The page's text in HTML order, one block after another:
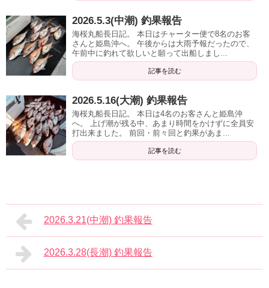
2026.5.3(中潮) 釣果報告
海桜丸船長日記。 本日はチャーター便で8名のお客
さんと姫島沖へ。 午後からは大雨予報だったので、
午前中に釣れて欲しいと願って出船しまし...
記事を読む
2026.5.16(大潮) 釣果報告
海桜丸船長日記。 本日は4名のお客さんと姫島沖
へ。 上げ潮が残る中、あまり時間をかけずに全員安
打出来ました。 前回・前々回と釣果があま...
記事を読む
2026.3.21(中潮) 釣果報告
2026.3.28(長潮) 釣果報告